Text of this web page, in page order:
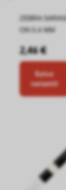
ZEBRA
ON 0,4 MM
2,46 €
Katso
variantit